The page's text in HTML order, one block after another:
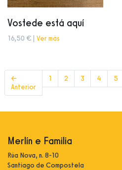
Vostede está aquí
16,50 € | Ver más
←
Anterior
1 2 3 4 5
Merlín e Familia
Rúa Nova, n. 8-10
Santiago de Compostela